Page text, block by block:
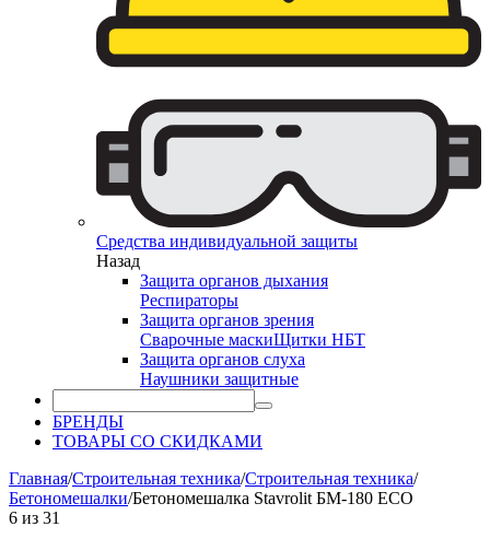
Средства индивидуальной защиты
Назад
Защита органов дыхания
Респираторы
Защита органов зрения
Сварочные маскиЩитки НБТ
Защита органов слуха
Наушники защитные
БРЕНДЫ
ТОВАРЫ СО СКИДКАМИ
Главная/Строительная техника/Строительная техника/
Бетономешалки/Бетономешалка Stavrolit БМ-180 ECO
6 из 31